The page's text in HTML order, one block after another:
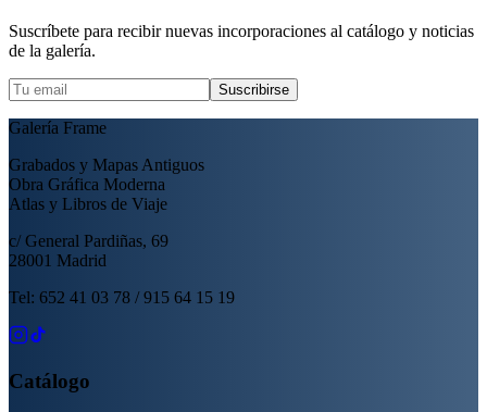
Suscríbete para recibir nuevas incorporaciones al catálogo y noticias
de la galería.
Suscribirse
Galería Frame
Grabados y Mapas Antiguos
Obra Gráfica Moderna
Atlas y Libros de Viaje
c/ General Pardiñas, 69
28001 Madrid
Tel: 652 41 03 78 / 915 64 15 19
Catálogo